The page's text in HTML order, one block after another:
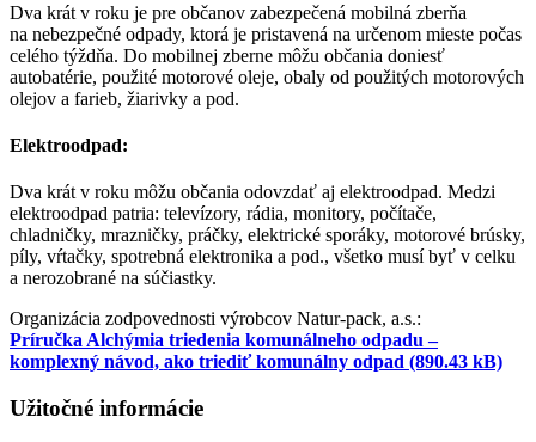
Dva krát v roku je pre občanov zabezpečená mobilná zberňa
na nebezpečné odpady, ktorá je pristavená na určenom mieste počas
celého týždňa. Do mobilnej zberne môžu občania doniesť
autobatérie, použité motorové oleje, obaly od použitých motorových
olejov a farieb, žiarivky a pod.
Elektroodpad:
Dva krát v roku môžu občania odovzdať aj elektroodpad. Medzi
elektroodpad patria: televízory, rádia, monitory, počítače,
chladničky, mrazničky, práčky, elektrické sporáky, motorové brúsky,
píly, vŕtačky, spotrebná elektronika a pod., všetko musí byť v celku
a nerozobrané na súčiastky.
Organizácia zodpovednosti výrobcov Natur-pack, a.s.:
Príručka Alchýmia triedenia komunálneho odpadu –
komplexný návod, ako triediť komunálny odpad (890.43 kB)
Užitočné informácie